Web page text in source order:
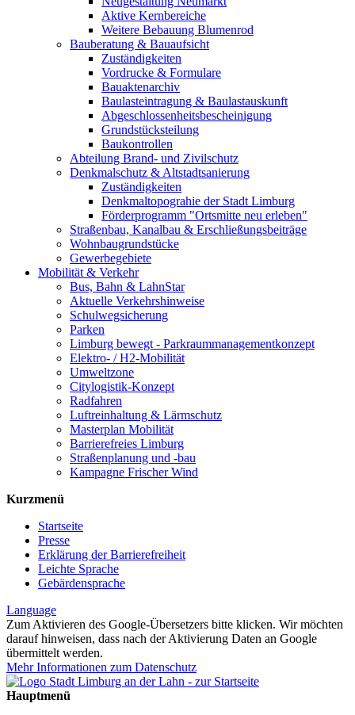
Aktive Kernbereiche
Weitere Bebauung Blumenrod
Bauberatung & Bauaufsicht
Zuständigkeiten
Vordrucke & Formulare
Bauaktenarchiv
Baulasteintragung & Baulastauskunft
Abgeschlossenheitsbescheinigung
Grundstücksteilung
Baukontrollen
Abteilung Brand- und Zivilschutz
Denkmalschutz & Altstadtsanierung
Zuständigkeiten
Denkmaltopograhie der Stadt Limburg
Förderprogramm "Ortsmitte neu erleben"
Straßenbau, Kanalbau & Erschließungsbeiträge
Wohnbaugrundstücke
Gewerbegebiete
Mobilität & Verkehr
Bus, Bahn & LahnStar
Aktuelle Verkehrshinweise
Schulwegsicherung
Parken
Limburg bewegt - Park­raum­management­konzept
Elektro- / H2-Mobilität
Umweltzone
Citylogistik-Konzept
Radfahren
Luftreinhaltung & Lärmschutz
Masterplan Mobilität
Barrierefreies Limburg
Straßenplanung und -bau
Kampagne Frischer Wind
Kurzmenü
Startseite
Presse
Erklärung der Barrierefreiheit
Leichte Sprache
Gebärdensprache
Language
Zum Aktivieren des Google-Übersetzers bitte klicken. Wir möchten
darauf hinweisen, dass nach der Aktivierung Daten an Google
übermittelt werden.
Mehr Informationen zum Datenschutz
Hauptmenü